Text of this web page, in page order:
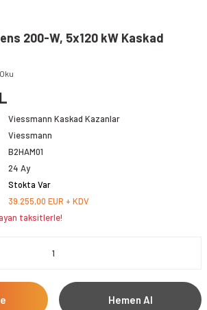
200-W, 5x120 kW Kaskad
Viessmann Kaskad Kazanlar
Viessmann
B2HAM01
24 Ay
Stokta Var
39.255,00 EUR + KDV
taksitlerle!
Hemen Al